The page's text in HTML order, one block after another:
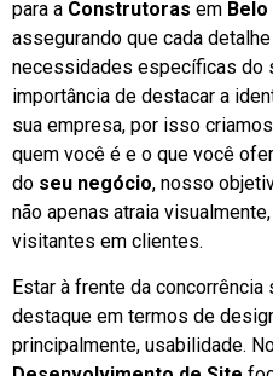
para a Construtoras em
assegurando que cada
necessidades específicas do
importância de destacar a
sua empresa, por isso
quem você é e o que você
do seu negócio, nosso
não apenas atraia
visitantes em clientes.
Estar à frente da
destaque em termos de
principalmente, usabilidade.